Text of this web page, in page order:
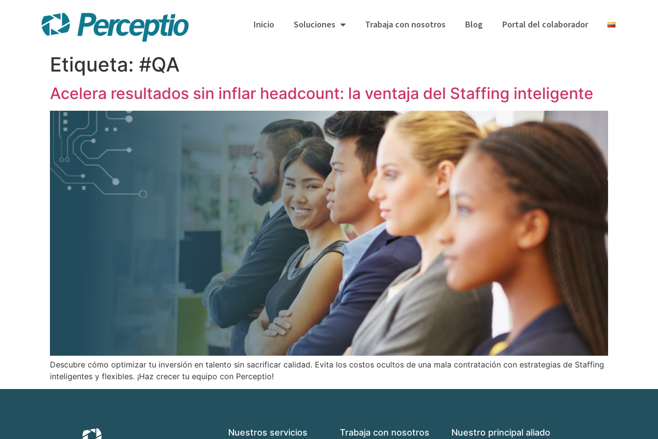
Inicio Soluciones Trabaja con nosotros Blog Portal del colaborador
Etiqueta: #QA
Acelera resultados sin inflar headcount: la ventaja del Staffing inteligente
Descubre cómo optimizar tu inversión en talento sin sacrificar calidad. Evita los costos ocultos de una mala contratación con estrategias de Staffing
inteligentes y flexibles. ¡Haz crecer tu equipo con Perceptio!
Nuestros servicios Trabaja con nosotros Nuestro principal aliado